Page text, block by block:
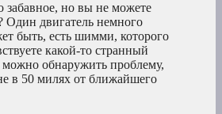
забавное, но вы не можете
Один двигатель немного
быть, есть шимми, которого
какой-то странный
обнаружить проблему,
в 50 милях от ближайшего